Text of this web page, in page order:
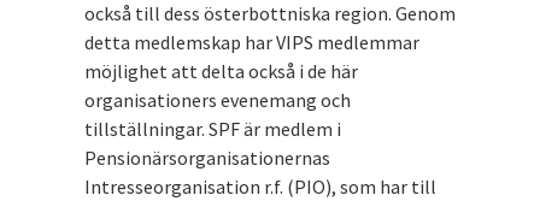
också till dess österbottniska region. Genom
detta medlemskap har VIPS medlemmar
möjlighet att delta också i de här
organisationers evenemang och
tillställningar. SPF är medlem i
Pensionärsorganisationernas
Intresseorganisation r.f. (PIO), som har till